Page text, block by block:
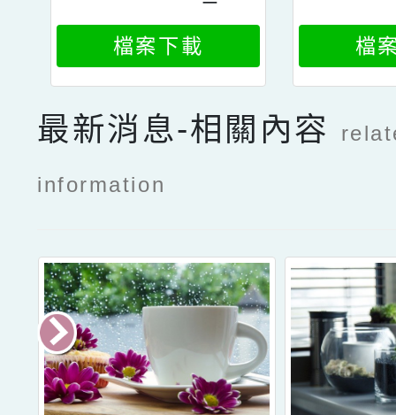
TACH2
檔案下載 檔
最新消息-相關內容
information